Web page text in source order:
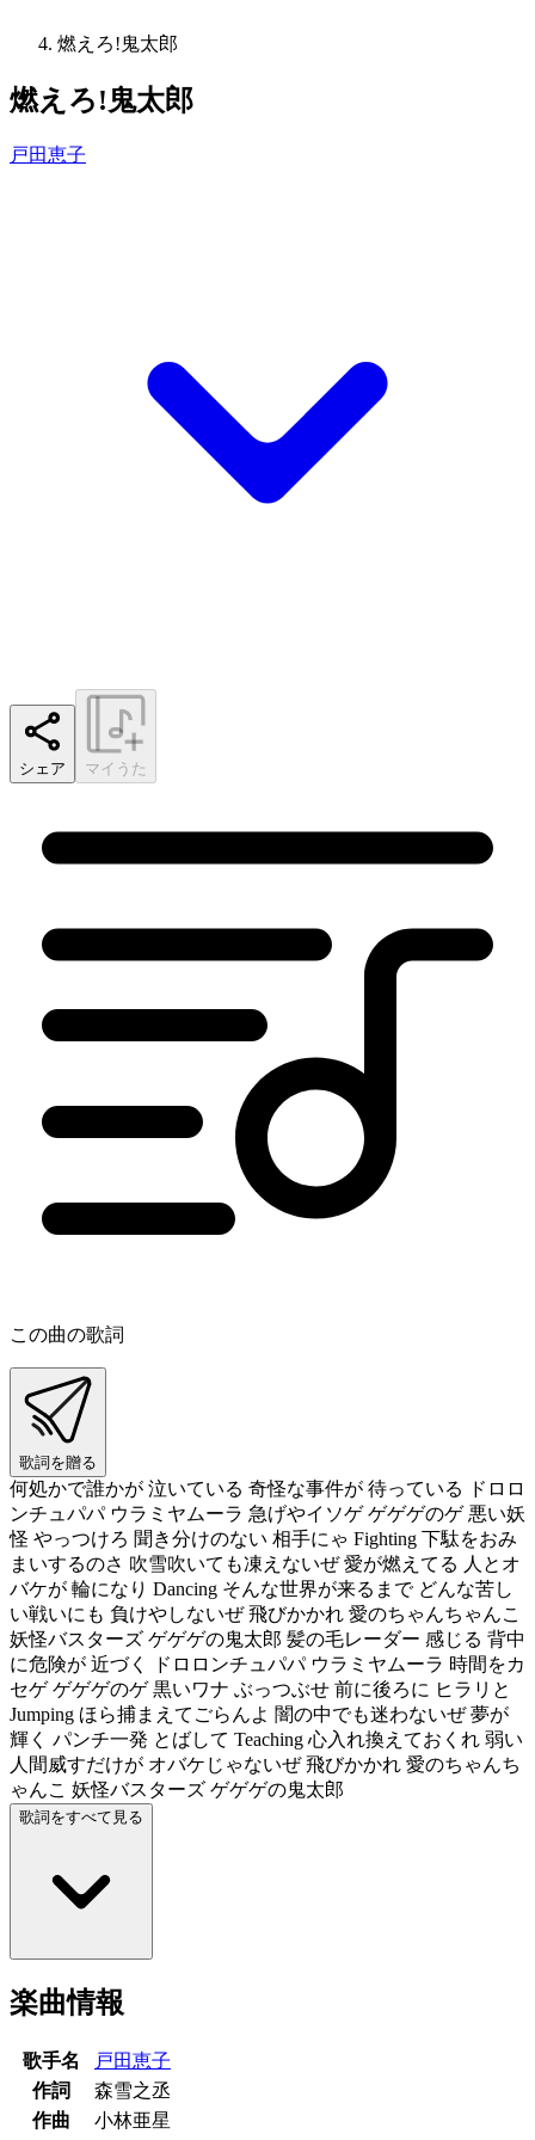
燃えろ!鬼太郎
燃えろ!鬼太郎
戸田恵子
シェア マイうた
この曲の歌詞
歌詞を贈る
何処かで誰かが 泣いている 奇怪な事件が 待っている ドロロ
ンチュパパ ウラミヤムーラ 急げやイソゲ ゲゲゲのゲ 悪い妖
怪 やっつけろ 聞き分けのない 相手にゃ Fighting 下駄をおみ
まいするのさ 吹雪吹いても凍えないぜ 愛が燃えてる 人とオ
バケが 輪になり Dancing そんな世界が来るまで どんな苦し
い戦いにも 負けやしないぜ 飛びかかれ 愛のちゃんちゃんこ
妖怪バスターズ ゲゲゲの鬼太郎 髪の毛レーダー 感じる 背中
に危険が 近づく ドロロンチュパパ ウラミヤムーラ 時間をカ
セゲ ゲゲゲのゲ 黒いワナ ぶっつぶせ 前に後ろに ヒラリと
Jumping ほら捕まえてごらんよ 闇の中でも迷わないぜ 夢が
輝く パンチ一発 とばして Teaching 心入れ換えておくれ 弱い
人間威すだけが オバケじゃないぜ 飛びかかれ 愛のちゃんち
ゃんこ 妖怪バスターズ ゲゲゲの鬼太郎
歌詞をすべて見る
楽曲情報
歌手名
戸田恵子
作詞
森雪之丞
作曲
小林亜星